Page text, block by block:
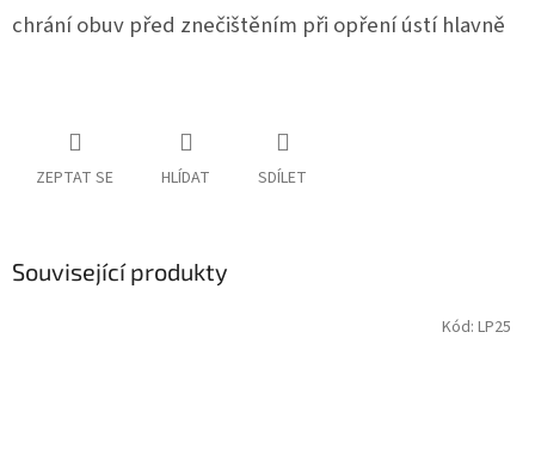
chrání obuv před znečištěním při opření ústí hlavně
ZEPTAT SE HLÍDAT SDÍLET
Související produkty
Kód: LP25